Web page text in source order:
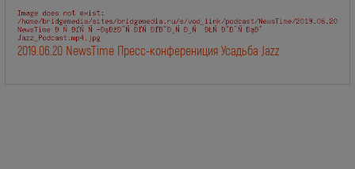
2019.06.20 NewsTime Пресс-конферениция Усадьба Jazz